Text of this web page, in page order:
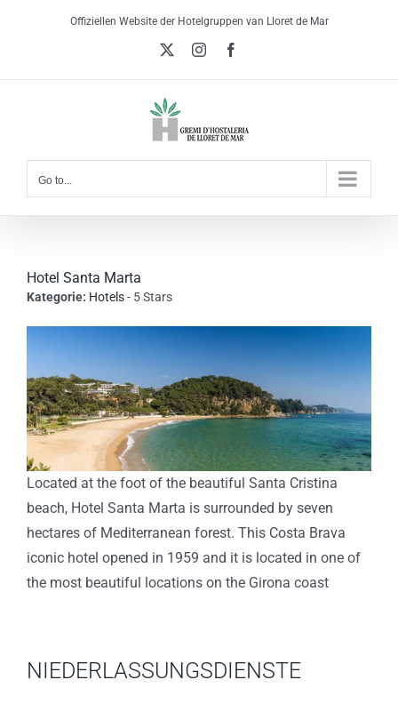
Offiziellen Website der Hotelgruppen van Lloret de Mar
Instagram
Go to...
Hotel Santa Marta
Kategorie: Hotels- 5 Stars
View
Image
Located at the foot of the beautiful Santa Cristina
beach, Hotel Santa Marta is surrounded by seven
hectares of Mediterranean forest. This Costa Brava
iconic hotel opened in 1959 and it is located in one of
the most beautiful locations on the Girona coast
NIEDERLASSUNGSDIENSTE